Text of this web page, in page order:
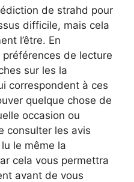
de strahd pour
difficile, mais cela
l’être. En
de lecture
sur les la
correspondent à ces
quelque chose de
occasion ou
consulter les avis
le même la
cela vous permettra
avant de vous